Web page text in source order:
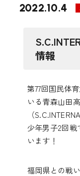
2022.10.4
情報
第77回国民体
いる青森山田
（
少年男子2回戦
います！
福岡県との戦